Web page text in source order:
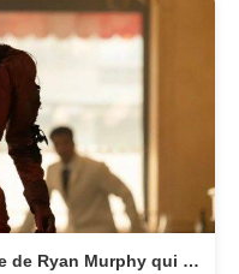
FX The Beauty : la nouvelle série de Ryan Murphy qui transforme la beauté en arme fatale